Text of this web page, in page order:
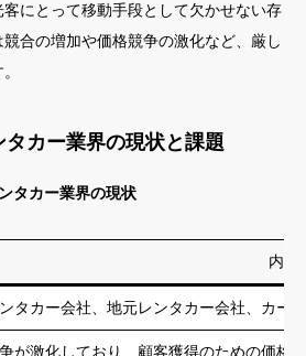
にとって移動手段として欠かせない存
合の増加や価格競争の激化など、厳し
カー業界の現状と課題
タカー業界の現状
内容
タカー会社、地元レンタカー会社、カー
が激化しており、顧客獲得のための価格